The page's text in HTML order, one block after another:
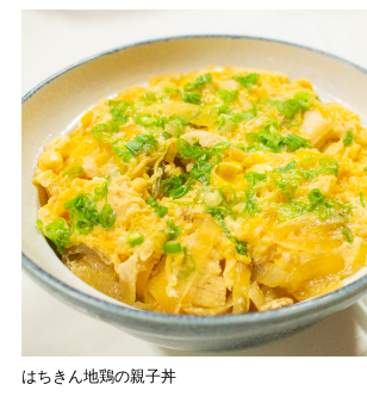
はちきん地鶏の親子丼